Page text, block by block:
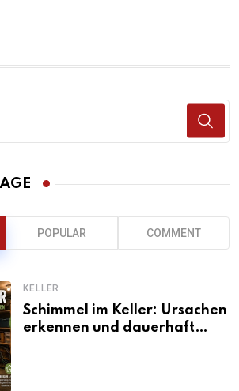
POPULAR COMMENT
KELLER
Schimmel im Keller: Ursachen
erkennen und dauerhaft